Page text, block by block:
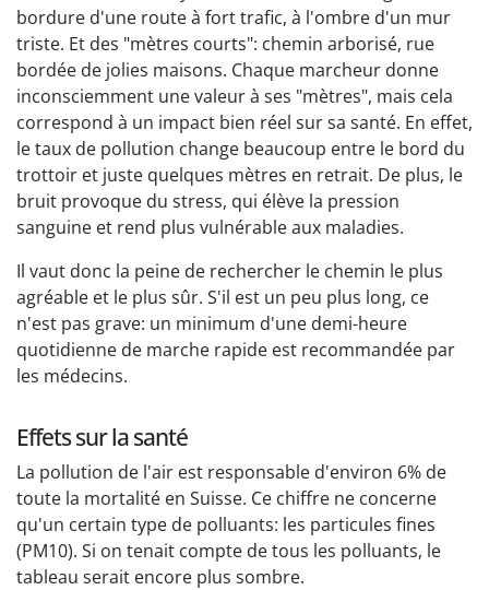
bordure d'une route à fort trafic, à l'ombre d'un mur
triste. Et des "mètres courts": chemin arborisé, rue
bordée de jolies maisons. Chaque marcheur donne
inconsciemment une valeur à ses "mètres", mais cela
correspond à un impact bien réel sur sa santé. En effet,
le taux de pollution change beaucoup entre le bord du
trottoir et juste quelques mètres en retrait. De plus, le
bruit provoque du stress, qui élève la pression
sanguine et rend plus vulnérable aux maladies.
Il vaut donc la peine de rechercher le chemin le plus
agréable et le plus sûr. S'il est un peu plus long, ce
n'est pas grave: un minimum d'une demi-heure
quotidienne de marche rapide est recommandée par
les médecins.
Effets sur la santé
La pollution de l'air est responsable d'environ 6% de
toute la mortalité en Suisse. Ce chiffre ne concerne
qu'un certain type de polluants: les particules fines
(PM10). Si on tenait compte de tous les polluants, le
tableau serait encore plus sombre.